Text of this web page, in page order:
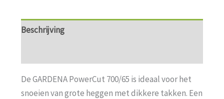
Beschrijving
De GARDENA PowerCut 700/65 is ideaal voor het
snoeien van grote heggen met dikkere takken. Een